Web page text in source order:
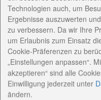
es allein 20 positive
In der Einrichtung gibt
Bewohnerplätze. Die
Bewohner sowie alle
Quarantäne,
Vorsitzender der
Diakoniestiftung
gemeinsamen
Technologien auch, um
Ergebnisse auszuwerten
zu verbessern. Da wir Ihre
um Erlaubnis zum Einsatz
Cookie-Präferenzen zu
„Einstellungen anpassen“.
akzeptieren“ sind alle
Einwilligung jederzeit unter
ändern.